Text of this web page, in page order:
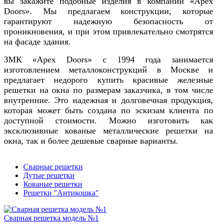
Doors». Мы предлагаем конструкции, которые
гарантируют надежную безопасность от
проникновения, и при этом привлекательно смотрятся
на фасаде здания.
ЗМК «Apex Doors» с 1994 года занимается
изготовлением металлоконструкций в Москве и
предлагает недорого купить красивые железные
решетки на окна по размерам заказчика, в том числе
внутренние. Это надежная и долговечная продукция,
которая может быть создана по эскизам клиента по
доступной стоимости. Можно изготовить как
эксклюзивные кованые металлические решетки на
окна, так и более дешевые сварные варианты.
Сварные решетки
Дутые решетки
Кованые решетки
Решетки "Антикошка"
Сварная решетка модель №1